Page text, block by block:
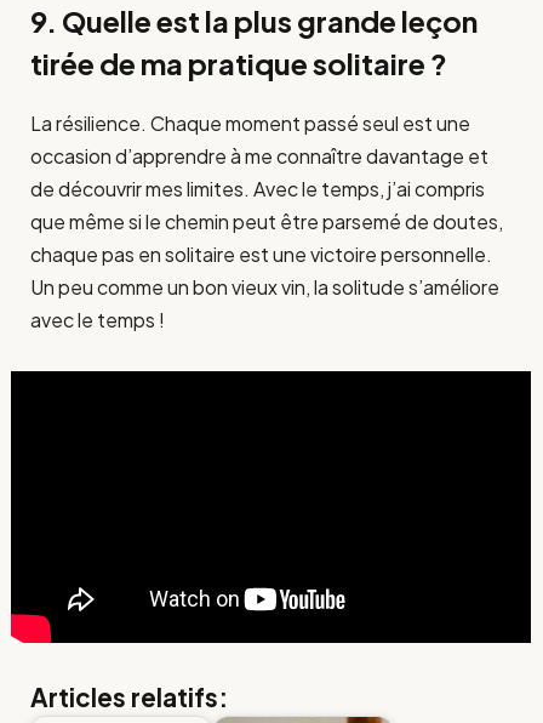
9. Quelle est la plus grande leçon
tirée de ma pratique solitaire ?
La résilience. Chaque moment passé seul est une
occasion d’apprendre à me connaître davantage et
de découvrir mes limites. Avec le temps, j’ai compris
que même si le chemin peut être parsemé de doutes,
chaque pas en solitaire est une victoire personnelle.
Un peu comme un bon vieux vin, la solitude s’améliore
avec le temps !
Articles relatifs: